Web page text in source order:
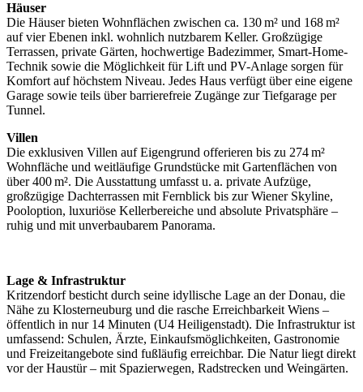
Häuser
Die Häuser bieten Wohnflächen zwischen ca. 130 m² und 168 m²
auf vier Ebenen inkl. wohnlich nutzbarem Keller. Großzügige
Terrassen, private Gärten, hochwertige Badezimmer, Smart-Home-
Technik sowie die Möglichkeit für Lift und PV-Anlage sorgen für
Komfort auf höchstem Niveau. Jedes Haus verfügt über eine eigene
Garage sowie teils über barrierefreie Zugänge zur Tiefgarage per
Tunnel.
Villen
Die exklusiven Villen auf Eigengrund offerieren bis zu 274 m²
Wohnfläche und weitläufige Grundstücke mit Gartenflächen von
über 400 m². Die Ausstattung umfasst u. a. private Aufzüge,
großzügige Dachterrassen mit Fernblick bis zur Wiener Skyline,
Pooloption, luxuriöse Kellerbereiche und absolute Privatsphäre –
ruhig und mit unverbaubarem Panorama.
Lage & Infrastruktur
Kritzendorf besticht durch seine idyllische Lage an der Donau, die
Nähe zu Klosterneuburg und die rasche Erreichbarkeit Wiens –
öffentlich in nur 14 Minuten (U4 Heiligenstadt). Die Infrastruktur ist
umfassend: Schulen, Ärzte, Einkaufsmöglichkeiten, Gastronomie
und Freizeitangebote sind fußläufig erreichbar. Die Natur liegt direkt
vor der Haustür – mit Spazierwegen, Radstrecken und Weingärten.